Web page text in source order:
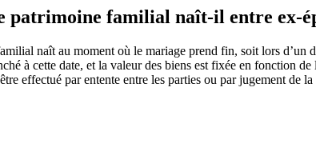
patrimoine familial naît-il entre ex-
naît au moment où le mariage prend fin, soit lors d’un
à cette date, et la valeur des biens est fixée en fonction
effectué par entente entre les parties ou par jugement de